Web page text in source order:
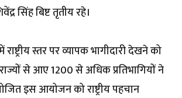
सिंह बिष्ट तृतीय रहे।
स्तर पर व्यापक भागीदारी देखने को
से आए 1200 से अधिक प्रतिभागियों ने
इस आयोजन को राष्ट्रीय पहचान